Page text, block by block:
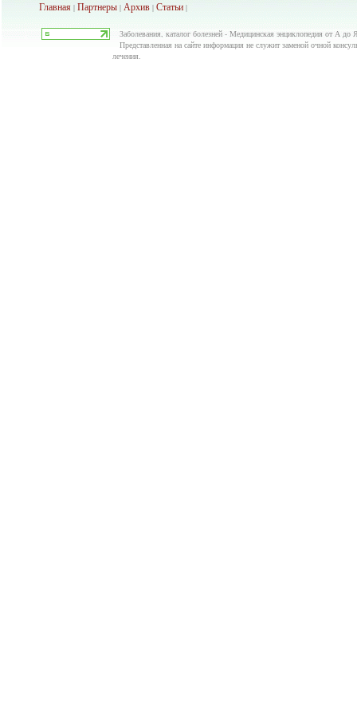
Главная | Партнеры | Архив | Статьи |
Заболевания, каталог болезней - Медицинская энциклопедия от А до
Представленная на сайте информация не служит заменой очной
лечения.